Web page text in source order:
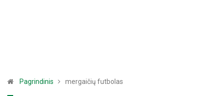
Pagrindinis mergaičių futbolas